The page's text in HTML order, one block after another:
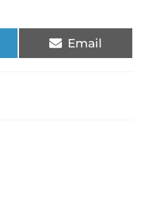
Email